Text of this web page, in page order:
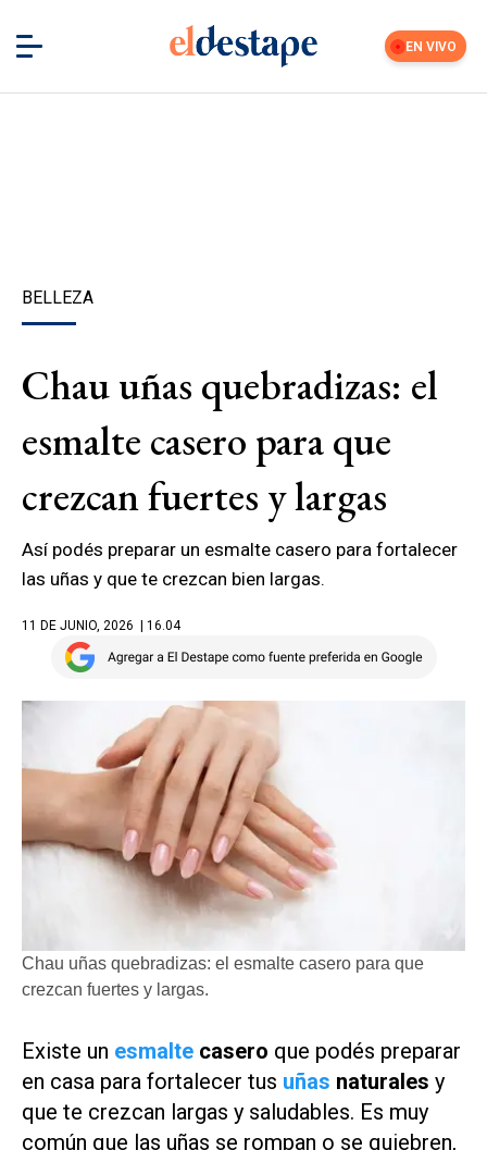
EN VIVO
BELLEZA
Chau uñas quebradizas: el
esmalte casero para que
crezcan fuertes y largas
Así podés preparar un esmalte casero para fortalecer
las uñas y que te crezcan bien largas.
11 DE JUNIO, 2026 | 16.04
Chau uñas quebradizas: el esmalte casero para que
crezcan fuertes y largas.
Existe un esmalte casero que podés preparar
en casa para fortalecer tus uñas naturales y
que te crezcan largas y saludables. Es muy
común que las uñas se rompan o se quiebren,